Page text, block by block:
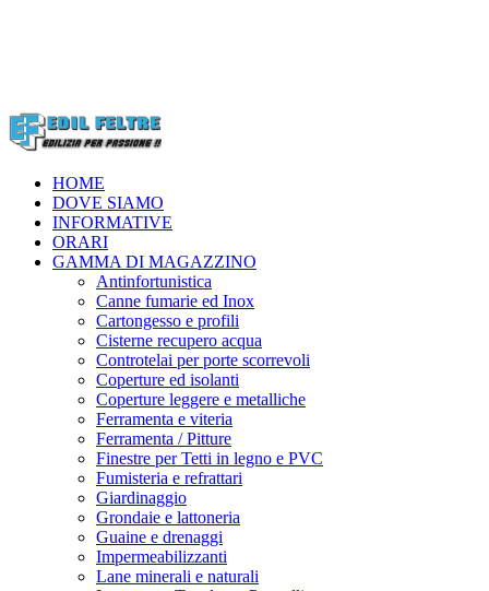
HOME
DOVE SIAMO
INFORMATIVE
ORARI
GAMMA DI MAGAZZINO
Antinfortunistica
Canne fumarie ed Inox
Cartongesso e profili
Cisterne recupero acqua
Controtelai per porte scorrevoli
Coperture ed isolanti
Coperture leggere e metalliche
Ferramenta e viteria
Ferramenta / Pitture
Finestre per Tetti in legno e PVC
Fumisteria e refrattari
Giardinaggio
Grondaie e lattoneria
Guaine e drenaggi
Impermeabilizzanti
Lane minerali e naturali